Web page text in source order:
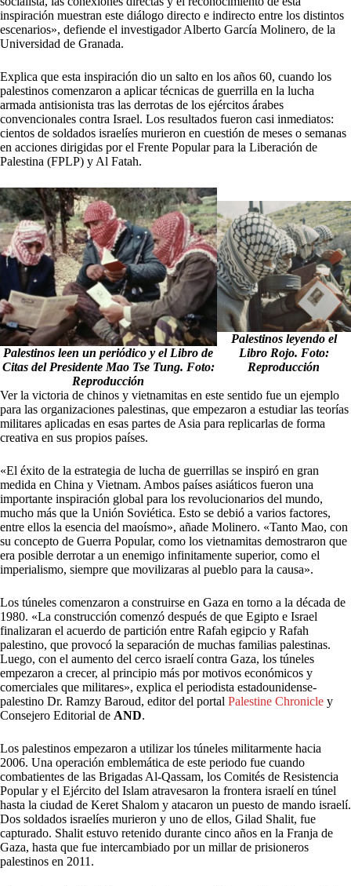
inspiración muestran este diálogo directo e indirecto entre los distintos
escenarios», defiende el investigador Alberto García Molinero, de la
Universidad de Granada.
Explica que esta inspiración dio un salto en los años 60, cuando los
palestinos comenzaron a aplicar técnicas de guerrilla en la lucha
armada antisionista tras las derrotas de los ejércitos árabes
convencionales contra Israel. Los resultados fueron casi inmediatos:
cientos de soldados israelíes murieron en cuestión de meses o semanas
en acciones dirigidas por el Frente Popular para la Liberación de
Palestina (FPLP) y Al Fatah.
Palestinos leen un periódico y el Libro de
Citas del Presidente Mao Tse Tung. Foto:
Reproducción
Palestinos leyendo el
Libro Rojo. Foto:
Reproducción
Ver la victoria de chinos y vietnamitas en este sentido fue un ejemplo
para las organizaciones palestinas, que empezaron a estudiar las teorías
militares aplicadas en esas partes de Asia para replicarlas de forma
creativa en sus propios países.
«El éxito de la estrategia de lucha de guerrillas se inspiró en gran
medida en China y Vietnam. Ambos países asiáticos fueron una
importante inspiración global para los revolucionarios del mundo,
mucho más que la Unión Soviética. Esto se debió a varios factores,
entre ellos la esencia del maoísmo», añade Molinero. «Tanto Mao, con
su concepto de Guerra Popular, como los vietnamitas demostraron que
era posible derrotar a un enemigo infinitamente superior, como el
imperialismo, siempre que movilizaras al pueblo para la causa».
Los túneles comenzaron a construirse en Gaza en torno a la década de
1980. «La construcción comenzó después de que Egipto e Israel
finalizaran el acuerdo de partición entre Rafah egipcio y Rafah
palestino, que provocó la separación de muchas familias palestinas.
Luego, con el aumento del cerco israelí contra Gaza, los túneles
empezaron a crecer, al principio más por motivos económicos y
comerciales que militares», explica el periodista estadounidense-
palestino Dr. Ramzy Baroud, editor del portal Palestine Chronicle y
Consejero Editorial de AND.
Los palestinos empezaron a utilizar los túneles militarmente hacia
2006. Una operación emblemática de este periodo fue cuando
combatientes de las Brigadas Al-Qassam, los Comités de Resistencia
Popular y el Ejército del Islam atravesaron la frontera israelí en túnel
hasta la ciudad de Keret Shalom y atacaron un puesto de mando israelí.
Dos soldados israelíes murieron y uno de ellos, Gilad Shalit, fue
capturado. Shalit estuvo retenido durante cinco años en la Franja de
Gaza, hasta que fue intercambiado por un millar de prisioneros
palestinos en 2011.